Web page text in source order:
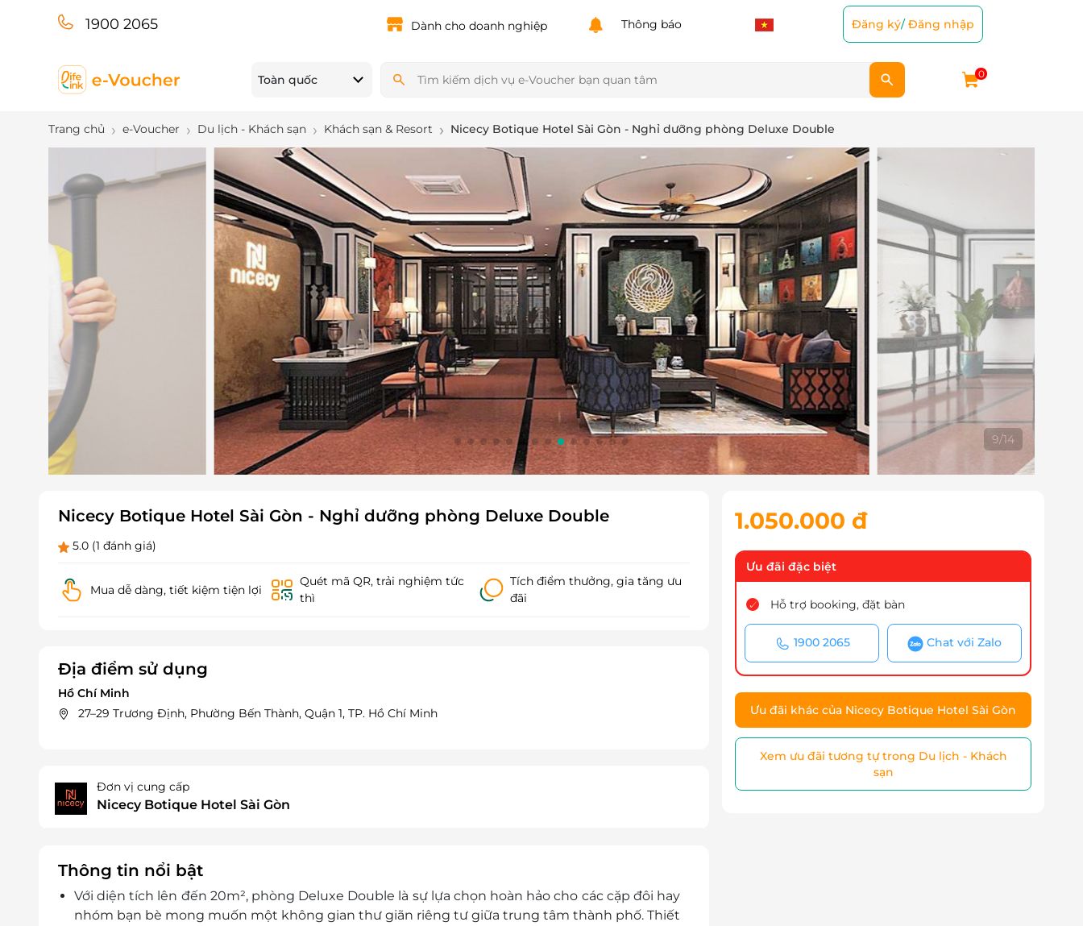
1900 2065 Dành cho doanh nghiệp Thông báo Đăng ký/Đăng nhập
Toàn quốc 0
Trang chủ e-Voucher Du lịch - Khách sạn Khách sạn & Resort Nicecy Botique Hotel Sài Gòn - Nghỉ dưỡng phòng Deluxe Double
10/14
Nicecy Botique Hotel Sài Gòn - Nghỉ dưỡng phòng Deluxe Double
5.0 (1 đánh giá)
Mua dễ dàng, tiết kiệm tiện lợi
Quét mã QR, trải nghiệm tức
thì
Tích điểm thưởng, gia tăng ưu
đãi
Địa điểm sử dụng
Hồ Chí Minh
27–29 Trương Định, Phường Bến Thành, Quận 1, TP. Hồ Chí Minh​
Đơn vị cung cấp
Nicecy Botique Hotel Sài Gòn
Thông tin nổi bật
Với diện tích lên đến 20m², phòng Deluxe Double là sự lựa chọn hoàn hảo cho các cặp đôi hay
nhóm bạn bè mong muốn một không gian thư giãn riêng tư giữa trung tâm thành phố. Thiết
1.050.000 đ
Ưu đãi đặc biệt
Hỗ trợ booking, đặt bàn
1900 2065 Chat với Zalo
Ưu đãi khác của Nicecy Botique Hotel Sài Gòn
Xem ưu đãi tương tự trong Du lịch - Khách
sạn